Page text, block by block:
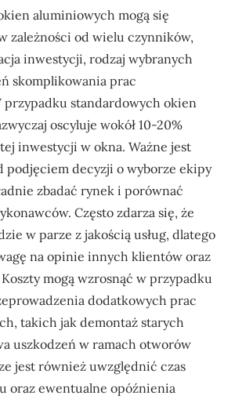
aluminiowych mogą się
zależności od wielu czynników,
inwestycji, rodzaj wybranych
skomplikowania prac
przypadku standardowych okien
oscyluje wokół 10-20%
inwestycji w okna. Ważne jest
podjęciem decyzji o wyborze ekipy
zbadać rynek i porównać
Często zdarza się, że
w parze z jakością usług, dlatego
na opinie innych klientów oraz
mogą wzrosnąć w przypadku
dodatkowych prac
takich jak demontaż starych
uszkodzeń w ramach otworów
jest również uwzględnić czas
oraz ewentualne opóźnienia